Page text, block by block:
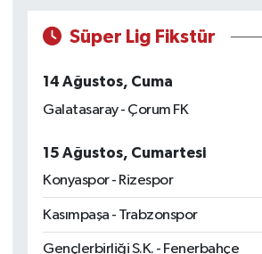
Süper Lig Fikstür
14 Ağustos, Cuma
Galatasaray - Çorum FK
15 Ağustos, Cumartesi
Konyaspor - Rizespor
Kasımpaşa - Trabzonspor
Gençlerbirliği S.K. - Fenerbahçe